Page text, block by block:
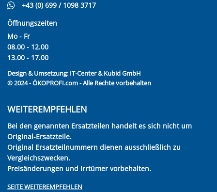
+43 (0) 699 / 1098 3717
Öffnungszeiten
Mo - Fr
08.00 - 12.00
13.00 - 17.00
Design & Umsetzung: IT-Center & Kubid GmbH
© 2024 - ÖKOPROFI.com - Alle Rechte vorbehalten
WEITEREMPFEHLEN
Bei den genannten Ersatzteilen handelt es sich nicht um
Original-Ersatzteile.
Original Ersatzteilnummern dienen ausschließlich zu
Vergleichszwecken.
Preisänderungen und Irrtümer vorbehalten.
SEITE WEITEREMPFEHLEN